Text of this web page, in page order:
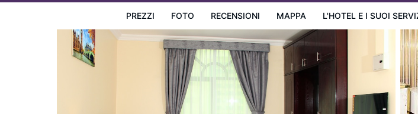
PREZZI FOTO RECENSIONI MAPPA L'HOTEL E I SUOI